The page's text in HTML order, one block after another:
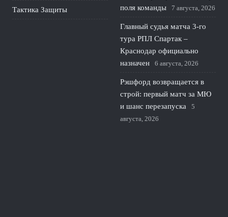
Тактика Защиты
поля команды
7 августа, 2026
Главный судья матча 3-го
тура РПЛ Спартак –
Краснодар официально
назначен
6 августа, 2026
Рэшфорд возвращается в
строй: первый матч за МЮ
и шанс перезапуска
5
августа, 2026